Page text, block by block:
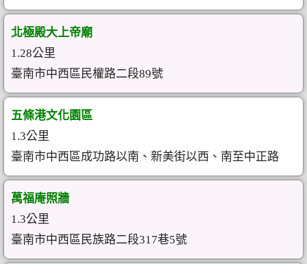
北極殿大上帝廟
1.28公里
臺南市中西區民權路二段89號
五條港文化園區
1.3公里
臺南市中西區成功路以南、新美街以西、南至中正路
萬福庵照牆
1.3公里
臺南市中西區民族路二段317巷5號